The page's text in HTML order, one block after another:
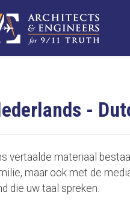
-
vertaalde materiaal
maar ook met de
die uw taal spreken.